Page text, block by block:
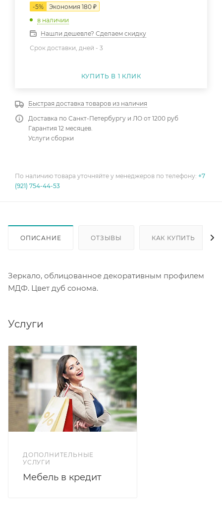
-5% Экономия 180 ₽
в наличии
Нашли дешевле? Сделаем скидку
Срок доставки, дней - 3
КУПИТЬ В 1 КЛИК
Быстрая доставка товаров из наличия
Доставка по Санкт-Петербургу и ЛО от 1200 руб
Гарантия 12 месяцев.
Услуги сборки
По наличию товара уточняйте у менеджеров по телефону: +7
(921) 754-44-53
ОПИСАНИЕ ОТЗЫВЫ КАК КУПИТЬ
Зеркало, облицованное декоративным профилем
МДФ. Цвет дуб сонома.
Услуги
ДОПОЛНИТЕЛЬНЫЕ
УСЛУГИ
Мебель в кредит